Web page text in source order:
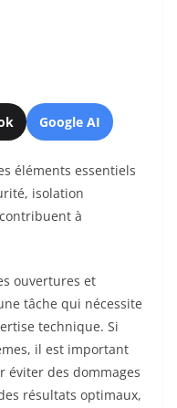
Google AI
éléments essentiels
isolation
à
ouvertures et
tâche qui nécessite
technique. Si
il est important
éviter des dommages
résultats optimaux,